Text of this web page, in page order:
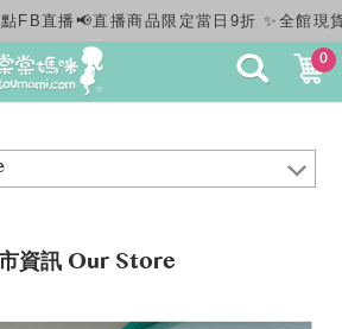
品限定當日9折 ✨全館現貨 & 國內滿千免
0
資訊 Our Store